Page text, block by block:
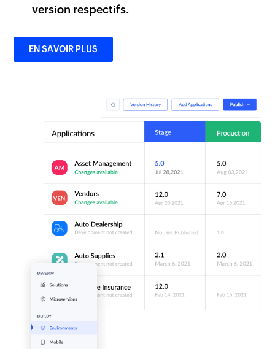
version respectifs.
EN SAVOIR PLUS